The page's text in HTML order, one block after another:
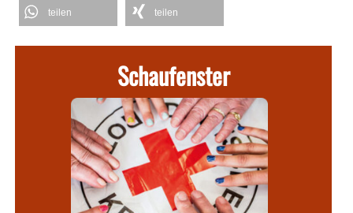
teilen teilen
Schaufenster